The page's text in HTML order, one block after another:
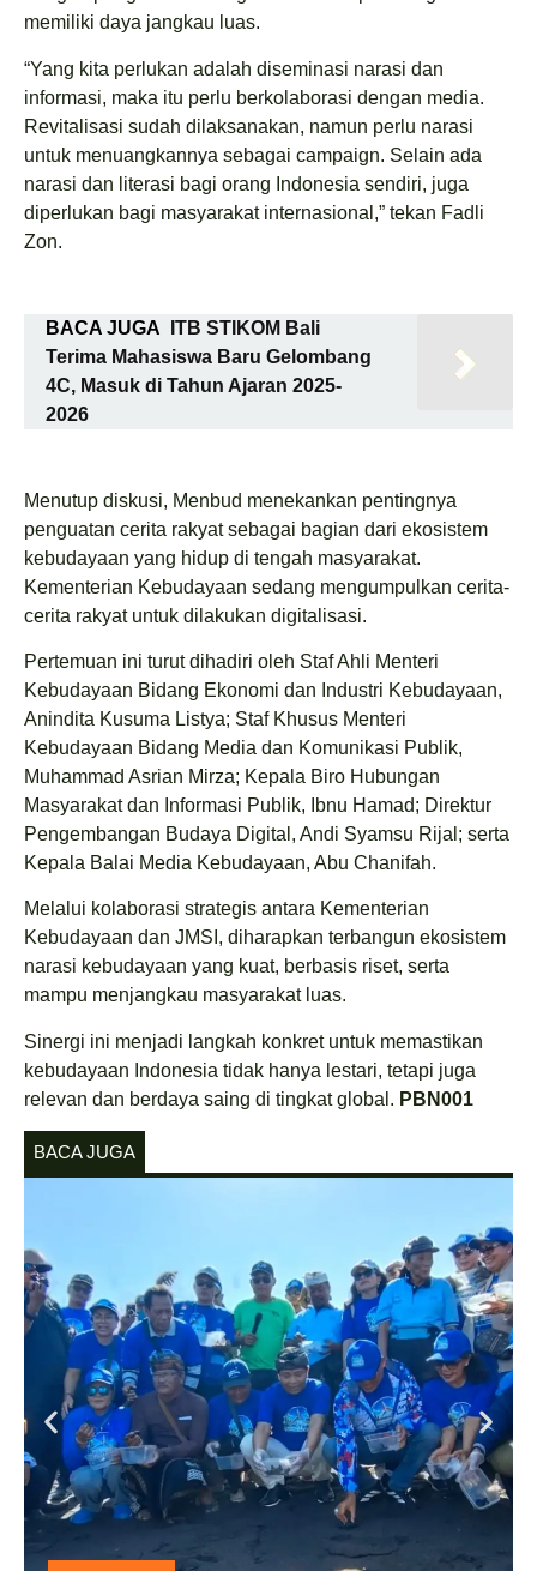
memiliki daya jangkau luas.
“Yang kita perlukan adalah diseminasi narasi dan
informasi, maka itu perlu berkolaborasi dengan media.
Revitalisasi sudah dilaksanakan, namun perlu narasi
untuk menuangkannya sebagai campaign. Selain ada
narasi dan literasi bagi orang Indonesia sendiri, juga
diperlukan bagi masyarakat internasional,” tekan Fadli
Zon.
BACA JUGA
ITB STIKOM Bali
Terima Mahasiswa Baru Gelombang
4C, Masuk di Tahun Ajaran 2025-
2026
Menutup diskusi, Menbud menekankan pentingnya
penguatan cerita rakyat sebagai bagian dari ekosistem
kebudayaan yang hidup di tengah masyarakat.
Kementerian Kebudayaan sedang mengumpulkan cerita-
cerita rakyat untuk dilakukan digitalisasi.
Pertemuan ini turut dihadiri oleh Staf Ahli Menteri
Kebudayaan Bidang Ekonomi dan Industri Kebudayaan,
Anindita Kusuma Listya; Staf Khusus Menteri
Kebudayaan Bidang Media dan Komunikasi Publik,
Muhammad Asrian Mirza; Kepala Biro Hubungan
Masyarakat dan Informasi Publik, Ibnu Hamad; Direktur
Pengembangan Budaya Digital, Andi Syamsu Rijal; serta
Kepala Balai Media Kebudayaan, Abu Chanifah.
Melalui kolaborasi strategis antara Kementerian
Kebudayaan dan JMSI, diharapkan terbangun ekosistem
narasi kebudayaan yang kuat, berbasis riset, serta
mampu menjangkau masyarakat luas.
Sinergi ini menjadi langkah konkret untuk memastikan
kebudayaan Indonesia tidak hanya lestari, tetapi juga
relevan dan berdaya saing di tingkat global. PBN001
BACA JUGA